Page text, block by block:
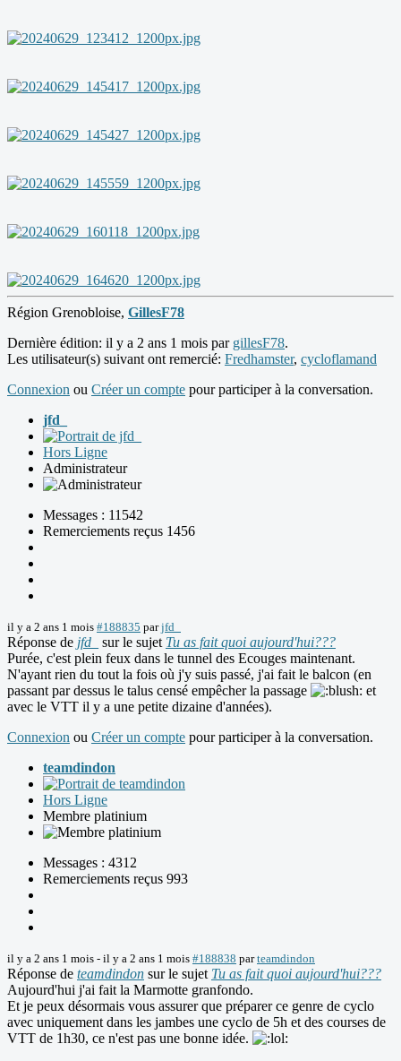
Région Grenobloise, GillesF78
Dernière édition: il y a 2 ans 1 mois par gillesF78.
Les utilisateur(s) suivant ont remercié: Fredhamster, cycloflamand
Connexion ou Créer un compte pour participer à la conversation.
jfd_
Hors Ligne
Administrateur
Messages : 11542
Remerciements reçus 1456
il y a 2 ans 1 mois #188835 parjfd_
Réponse de jfd_ sur le sujet Tu as fait quoi aujourd'hui???
Purée, c'est plein feux dans le tunnel des Ecouges maintenant.
N'ayant rien du tout la fois où j'y suis passé, j'ai fait le balcon (en
passant par dessus le talus censé empêcher la passage
et
avec le VTT il y a une petite dizaine d'années).
Connexion ou Créer un compte pour participer à la conversation.
teamdindon
Hors Ligne
Membre platinium
Messages : 4312
Remerciements reçus 993
il y a 2 ans 1 mois - il y a 2 ans 1 mois #188838 parteamdindon
Réponse de teamdindon sur le sujet Tu as fait quoi aujourd'hui???
Aujourd'hui j'ai fait la Marmotte granfondo.
Et je peux désormais vous assurer que préparer ce genre de cyclo
avec uniquement dans les jambes une cyclo de 5h et des courses de
VTT de 1h30, ce n'est pas une bonne idée.